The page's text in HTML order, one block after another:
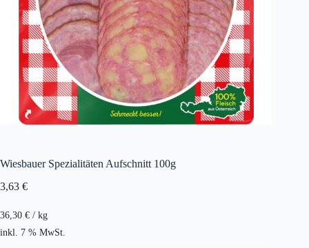
Wiesbauer Spezialitäten Aufschnitt 100g
3,63 €
36,30 € / kg
inkl. 7 % MwSt.